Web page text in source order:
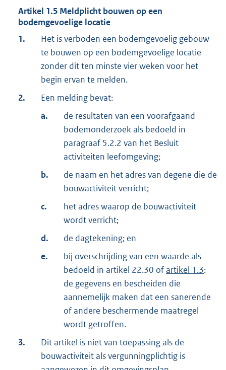
Artikel 1.5 Meldplicht bouwen op een
bodemgevoelige locatie
1.
Het is verboden een bodemgevoelig gebouw
te bouwen op een bodemgevoelige locatie
zonder dit ten minste vier weken voor het
begin ervan te melden.
2.
Een melding bevat:
a.
de resultaten van een voorafgaand
bodemonderzoek als bedoeld in
paragraaf 5.2.2 van het Besluit
activiteiten leefomgeving;
b.
de naam en het adres van degene die de
bouwactiviteit verricht;
c.
het adres waarop de bouwactiviteit
wordt verricht;
d.
de dagtekening; en
e.
bij overschrijding van een waarde als
bedoeld in artikel 22.30 ofartikel 1.3:
de gegevens en bescheiden die
aannemelijk maken dat een sanerende
of andere beschermende maatregel
wordt getroffen.
3.
Dit artikel is niet van toepassing als de
bouwactiviteit als vergunningplichtig is